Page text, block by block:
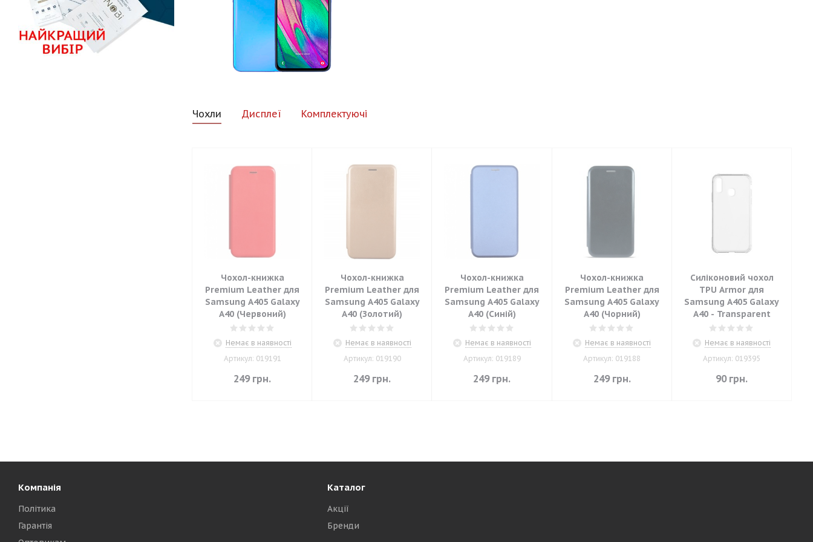
Чохли Дисплеї Комплектуючі
Чохол-книжка
Premium Leather для
Samsung A405 Galaxy
A40 (Червоний)
Немає в наявності
Артикул: 019191
249грн.
Чохол-книжка
Premium Leather для
Samsung A405 Galaxy
A40 (Золотий)
Немає в наявності
Артикул: 019190
249грн.
Чохол-книжка
Premium Leather для
Samsung A405 Galaxy
A40 (Синій)
Немає в наявності
Артикул: 019189
249грн.
Чохол-книжка
Premium Leather для
Samsung A405 Galaxy
A40 (Чорний)
Немає в наявності
Артикул: 019188
249грн.
Силіконовий чохол
TPU Armor для
Samsung A405 Galaxy
A40 - Transparent
Немає в наявності
Артикул: 019395
90грн.
Компанія
Політика
Гарантія
Каталог
Акції
Бренди